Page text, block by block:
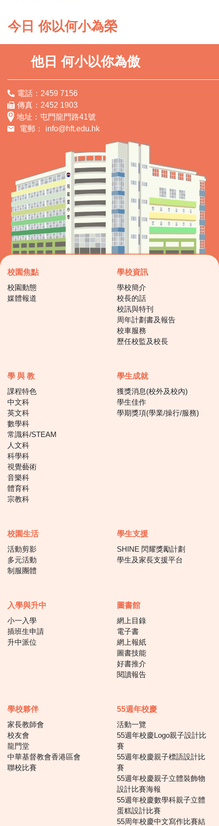
今日 你以何小為榮
他日 何小以你為傲
電話：2459 7156
傳真：2452 1903
地址：屯門龍門路41號
電郵：
info@hft.edu.hk
校園焦點
校園動態
媒體報道
學校資訊
學校簡介
校長的話
校訊與特刊
周年計劃書及報告
校車服務
歷任校監及校長
學 與 教
課程特色
中文科
英文科
數學科
常識科/STEAM
人文科
科學科
視覺藝術
音樂科
體育科
宗教科
學生成就
獲獎消息(校外及校內)
學生佳作
學期獎項(學業/操行/服務)
校園生活
活動剪影
多元活動
制服團體
學生支援
SHINE 閃耀獎勵計劃
學生及家長支援平台
入學與升中
小一入學
插班生申請
升中派位
圖書館
網上目錄
電子書
網上報紙
圖書技能
好書推介
閱讀報告
學校夥伴
家長教師會
校友會
龍門堂
中華基督教會香港區會
聯校比賽
55週年校慶
活動一覽
55週年校慶Logo親子設計比
賽
55週年校慶親子標語設計比
賽
55週年校慶親子立體裝飾物
設計比賽海報
55週年校慶數學科親子立體
蛋糕設計比賽
55周年校慶中文寫作比賽結